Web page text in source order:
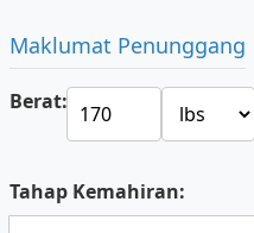
Maklumat Penunggang
Berat:
Tahap Kemahiran: